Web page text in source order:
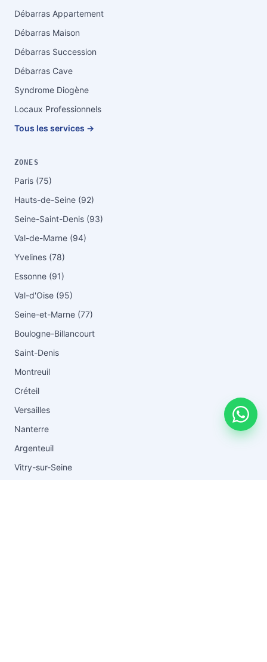
Débarras Appartement
Débarras Maison
Débarras Succession
Débarras Cave
Syndrome Diogène
Locaux Professionnels
Tous les services →
ZONES
Paris (75)
Hauts-de-Seine (92)
Seine-Saint-Denis (93)
Val-de-Marne (94)
Yvelines (78)
Essonne (91)
Val-d'Oise (95)
Seine-et-Marne (77)
Boulogne-Billancourt
Saint-Denis
Montreuil
Créteil
Versailles
Nanterre
Argenteuil
Vitry-sur-Seine